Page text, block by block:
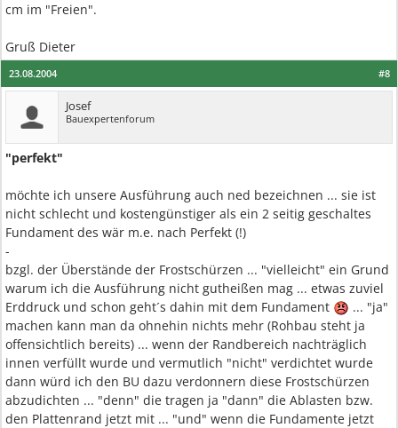
cm im "Freien".
Gruß Dieter
#8
23.08.2004
Josef
Bauexpertenforum
"perfekt"
möchte ich unsere Ausführung auch ned bezeichnen ... sie ist
nicht schlecht und kostengünstiger als ein 2 seitig geschaltes
Fundament des wär m.e. nach Perfekt (!)
-
bzgl. der Überstände der Frostschürzen ... "vielleicht" ein Grund
warum ich die Ausführung nicht gutheißen mag ... etwas zuviel
Erddruck und schon geht´s dahin mit dem Fundament
... "ja"
machen kann man da ohnehin nichts mehr (Rohbau steht ja
offensichtlich bereits) ... wenn der Randbereich nachträglich
innen verfüllt wurde und vermutlich "nicht" verdichtet wurde
dann würd ich den BU dazu verdonnern diese Frostschürzen
abzudichten ... "denn" die tragen ja "dann" die Ablasten bzw.
den Plattenrand jetzt mit ... "und" wenn die Fundamente jetzt